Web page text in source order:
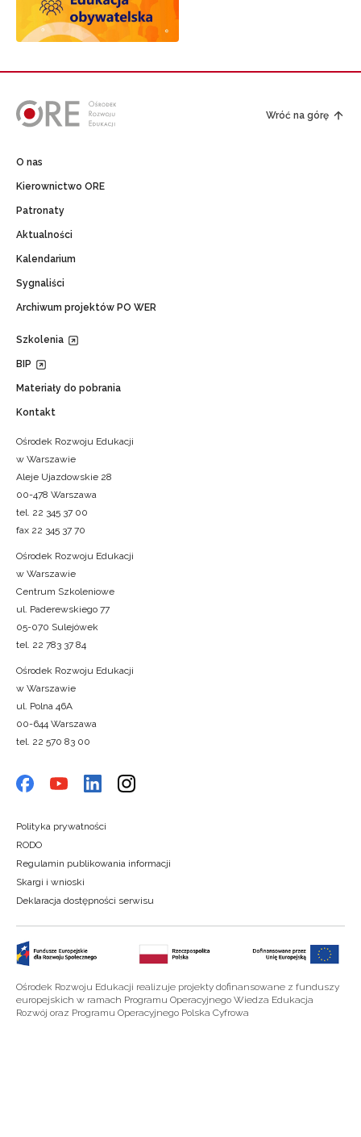
Wróć na górę
O nas
Kierownictwo ORE
Patronaty
Aktualności
Kalendarium
Sygnaliści
Archiwum projektów PO WER
Szkolenia
BIP
Materiały do pobrania
Kontakt
Ośrodek Rozwoju Edukacji
w Warszawie
Aleje Ujazdowskie 28
00-478 Warszawa
tel. 22 345 37 00
fax 22 345 37 70
Ośrodek Rozwoju Edukacji
w Warszawie
Centrum Szkoleniowe
ul. Paderewskiego 77
05-070 Sulejówek
tel. 22 783 37 84
Ośrodek Rozwoju Edukacji
w Warszawie
ul. Polna 46A
00-644 Warszawa
tel. 22 570 83 00
Polityka prywatności
RODO
Regulamin publikowania informacji
Skargi i wnioski
Deklaracja dostępności serwisu
Ośrodek Rozwoju Edukacji realizuje projekty dofinansowane z funduszy
europejskich w ramach Programu Operacyjnego Wiedza Edukacja
Rozwój oraz Programu Operacyjnego Polska Cyfrowa